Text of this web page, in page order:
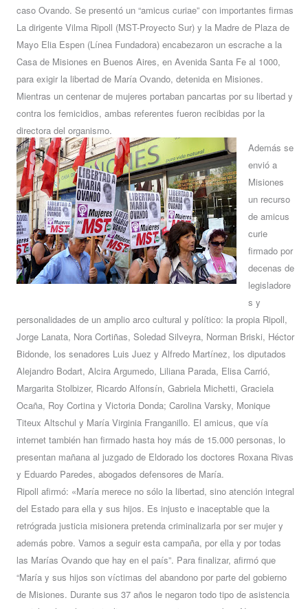
caso Ovando. Se presentó un “amicus curiae” con importantes firmas
La dirigente Vilma Ripoll (MST-Proyecto Sur) y la Madre de Plaza de
Mayo Elia Espen (Línea Fundadora) encabezaron un escrache a la
Casa de Misiones en Buenos Aires, en Avenida Santa Fe al 1000,
para exigir la libertad de María Ovando, detenida en Misiones.
Mientras un centenar de mujeres portaban pancartas por su libertad y
contra los femicidios, ambas referentes fueron recibidas por la
directora del organismo.
Además se
envió a
Misiones
un recurso
de amicus
curie
firmado por
decenas de
legisladore
s y
personalidades de un amplio arco cultural y político: la propia Ripoll,
Jorge Lanata, Nora Cortiñas, Soledad Silveyra, Norman Briski, Héctor
Bidonde, los senadores Luis Juez y Alfredo Martínez, los diputados
Alejandro Bodart, Alcira Argumedo, Liliana Parada, Elisa Carrió,
Margarita Stolbizer, Ricardo Alfonsín, Gabriela Michetti, Graciela
Ocaña, Roy Cortina y Victoria Donda; Carolina Varsky, Monique
Titeux Altschul y María Virginia Franganillo. El amicus, que vía
internet también han firmado hasta hoy más de 15.000 personas, lo
presentan mañana al juzgado de Eldorado los doctores Roxana Rivas
y Eduardo Paredes, abogados defensores de María.
Ripoll afirmó: «María merece no sólo la libertad, sino atención integral
del Estado para ella y sus hijos. Es injusto e inaceptable que la
retrógrada justicia misionera pretenda criminalizarla por ser mujer y
además pobre. Vamos a seguir esta campaña, por ella y por todas
las Marías Ovando que hay en el país”. Para finalizar, afirmó que
“María y sus hijos son víctimas del abandono por parte del gobierno
de Misiones. Durante sus 37 años le negaron todo tipo de asistencia